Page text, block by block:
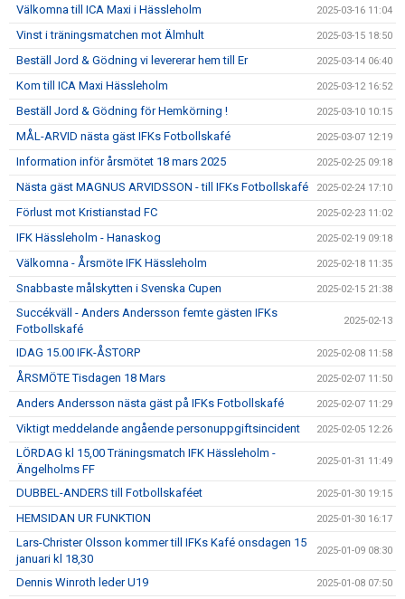
Välkomna till ICA Maxi i Hässleholm 2025-03-16 11:04
Vinst i träningsmatchen mot Älmhult 2025-03-15 18:50
Beställ Jord & Gödning vi levererar hem till Er 2025-03-14 06:40
Kom till ICA Maxi Hässleholm 2025-03-12 16:52
Beställ Jord & Gödning för Hemkörning ! 2025-03-10 10:15
MÅL-ARVID nästa gäst IFKs Fotbollskafé 2025-03-07 12:19
Information inför årsmötet 18 mars 2025 2025-02-25 09:18
Nästa gäst MAGNUS ARVIDSSON - till IFKs Fotbollskafé 2025-02-24 17:10
Förlust mot Kristianstad FC 2025-02-23 11:02
IFK Hässleholm - Hanaskog 2025-02-19 09:18
Välkomna - Årsmöte IFK Hässleholm 2025-02-18 11:35
Snabbaste målskytten i Svenska Cupen 2025-02-15 21:38
Succékväll - Anders Andersson femte gästen IFKs
Fotbollskafé
2025-02-13
IDAG 15.00 IFK-ÅSTORP 2025-02-08 11:58
ÅRSMÖTE Tisdagen 18 Mars 2025-02-07 11:50
Anders Andersson nästa gäst på IFKs Fotbollskafé 2025-02-07 11:29
Viktigt meddelande angående personuppgiftsincident 2025-02-05 12:26
LÖRDAG kl 15,00 Träningsmatch IFK Hässleholm -
Ängelholms FF
2025-01-31 11:49
DUBBEL-ANDERS till Fotbollskaféet 2025-01-30 19:15
HEMSIDAN UR FUNKTION 2025-01-30 16:17
Lars-Christer Olsson kommer till IFKs Kafé onsdagen 15
januari kl 18,30
2025-01-09 08:30
Dennis Winroth leder U19 2025-01-08 07:50